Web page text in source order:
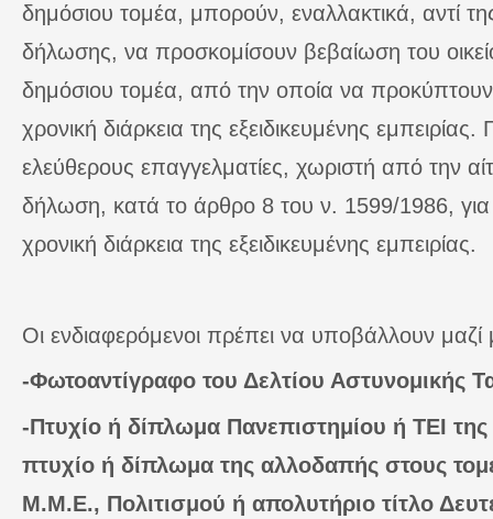
δημόσιου τομέα, μπορούν, εναλλακτικά, αντί
δήλωσης, να προσκομίσουν βεβαίωση του
δημόσιου τομέα, από την οποία να προκύπτουν
χρονική διάρκεια της εξειδικευμένης εμπειρίας.
ελεύθερους επαγγελματίες, χωριστή από την
δήλωση, κατά το άρθρο 8 του ν. 1599/1986, για
χρονική διάρκεια της εξειδικευμένης εμπειρίας.
Οι ενδιαφερόμενοι πρέπει να υποβάλλουν μαζί
-Φωτοαντίγραφο του Δελτίου Αστυνομικής
-Πτυχίο ή δίπλωμα Πανεπιστημίου ή ΤΕΙ
πτυχίο ή δίπλωμα της αλλοδαπής στους
Μ.Μ.Ε., Πολιτισμού ή απολυτήριο τίτλο